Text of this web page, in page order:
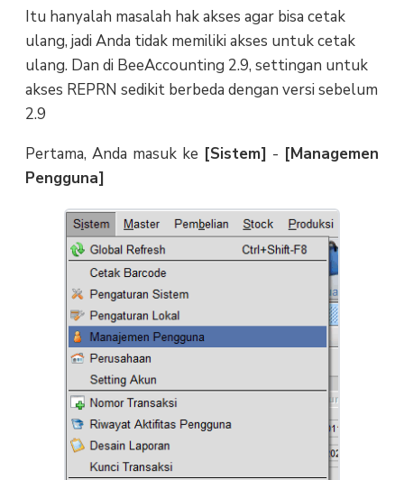
Itu hanyalah masalah hak akses agar bisa cetak
ulang, jadi Anda tidak memiliki akses untuk cetak
ulang. Dan di BeeAccounting 2.9, settingan untuk
akses REPRN sedikit berbeda dengan versi sebelum
2.9
Pertama, Anda masuk ke [Sistem] - [Managemen
Pengguna]